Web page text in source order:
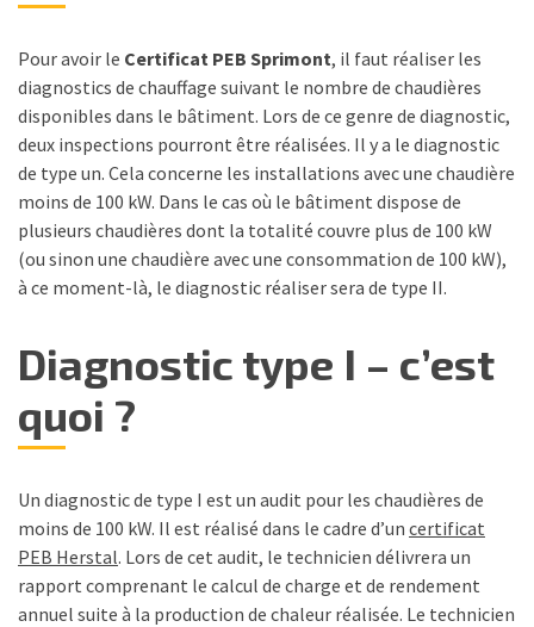
Pour avoir le Certificat PEB Sprimont, il faut réaliser les
diagnostics de chauffage suivant le nombre de chaudières
disponibles dans le bâtiment. Lors de ce genre de diagnostic,
deux inspections pourront être réalisées. Il y a le diagnostic
de type un. Cela concerne les installations avec une chaudière
moins de 100 kW. Dans le cas où le bâtiment dispose de
plusieurs chaudières dont la totalité couvre plus de 100 kW
(ou sinon une chaudière avec une consommation de 100 kW),
à ce moment-là, le diagnostic réaliser sera de type II.
Diagnostic type I – c’est
quoi ?
Un diagnostic de type I est un audit pour les chaudières de
moins de 100 kW. Il est réalisé dans le cadre d’un certificat
PEB Herstal. Lors de cet audit, le technicien délivrera un
rapport comprenant le calcul de charge et de rendement
annuel suite à la production de chaleur réalisée. Le technicien